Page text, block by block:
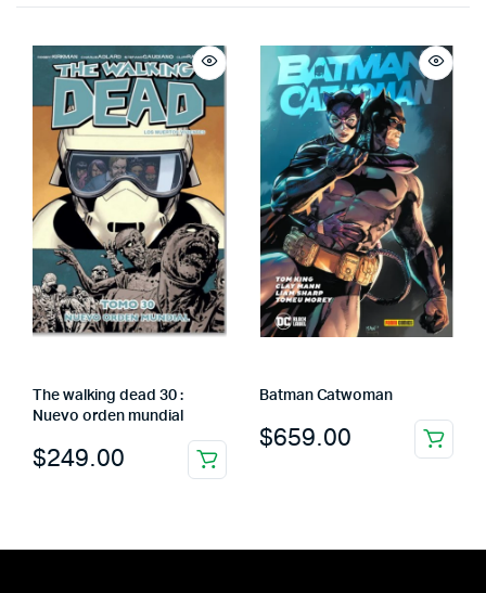
The walking dead 30 :
Nuevo orden mundial
$249.00
Batman Catwoman
$659.00